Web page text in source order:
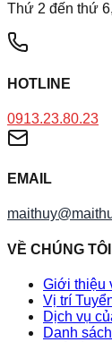
Thứ 2 đến thứ
HOTLINE
0913.23.80.23
EMAIL
VỀ CHÚNG TÔI
Giới thiệu
Vị trí
Dịch vụ
Danh